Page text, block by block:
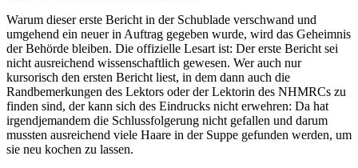
Warum dieser erste Bericht in der Schublade verschwand und
umgehend ein neuer in Auftrag gegeben wurde, wird das Geheimnis
der Behörde bleiben. Die offizielle Lesart ist: Der erste Bericht sei
nicht ausreichend wissenschaftlich gewesen. Wer auch nur
kursorisch den ersten Bericht liest, in dem dann auch die
Randbemerkungen des Lektors oder der Lektorin des NHMRCs zu
finden sind, der kann sich des Eindrucks nicht erwehren: Da hat
irgendjemandem die Schlussfolgerung nicht gefallen und darum
mussten ausreichend viele Haare in der Suppe gefunden werden, um
sie neu kochen zu lassen.